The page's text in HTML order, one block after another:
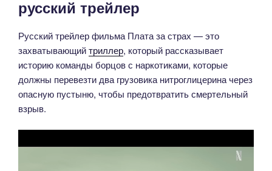
русский трейлер
Русский трейлер фильма Плата за страх — это
захватывающийтриллер, который рассказывает
историю команды борцов с наркотиками, которые
должны перевезти два грузовика нитроглицерина через
опасную пустыню, чтобы предотвратить смертельный
взрыв.